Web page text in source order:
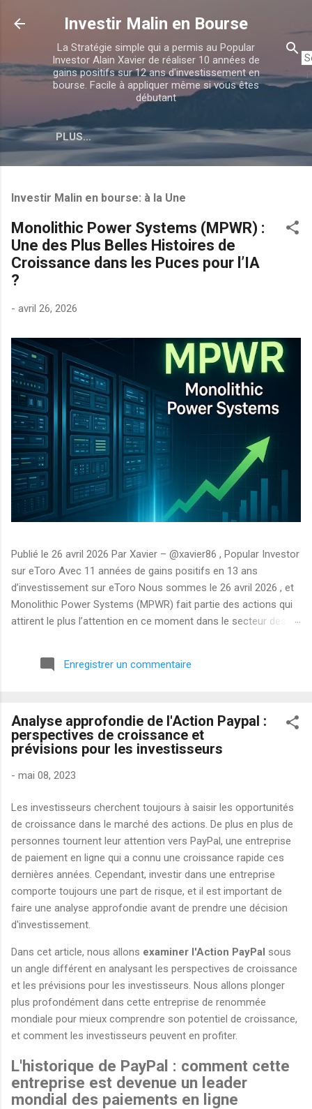
Accéder au contenu principal
Investir Malin en Bourse
La Stratégie simple qui a permis au Popular
Investor Alain Xavier de réaliser 10 années de
gains positifs sur 12 ans d'investissement en
bourse. Facile à appliquer même si vous êtes
débutant
PLUS…
Investir Malin en bourse: à la Une
Monolithic Power Systems (MPWR) :
Une des Plus Belles Histoires de
Croissance dans les Puces pour l’IA
?
- avril 26, 2026
Publié le 26 avril 2026 Par Xavier – @xavier86 , Popular Investor
sur eToro Avec 11 années de gains positifs en 13 ans
d’investissement sur eToro Nous sommes le 26 avril 2026 , et
Monolithic Power Systems (MPWR) fait partie des actions qui
attirent le plus l’attention en ce moment dans le secteur des
premier trimestre 2026 (qui tombent le 30 avril après la
clôture), voici mon analyse simple et honnête. Qu’est-ce que
management ICs). Ses composants sont utilisés dans presque
tous les domaines qui consomment de l’électricité : serveurs
pour l ’intelligence artificielle , voitures électriques,
smartphones, ordinateurs portables et équipements industriels.
de toujours plus d’énergie, MPWR est l’un des grands
bénéficiaires. Ce matin du 26 avril 2026 , l’action se...
Enregistrer un commentaire
Analyse approfondie de l'Action Paypal :
perspectives de croissance et
prévisions pour les investisseurs
- mai 08, 2023
Les investisseurs cherchent toujours à saisir les opportunités
de croissance dans le marché des actions. De plus en plus de
personnes tournent leur attention vers PayPal, une entreprise
de paiement en ligne qui a connu une croissance rapide ces
dernières années. Cependant, investir dans une entreprise
comporte toujours une part de risque, et il est important de
faire une analyse approfondie avant de prendre une décision
d'investissement.
Dans cet article, nous allons examiner l'Action PayPal sous
un angle différent en analysant les perspectives de croissance
et les prévisions pour les investisseurs. Nous allons plonger
plus profondément dans cette entreprise de renommée
mondiale pour mieux comprendre son potentiel de croissance,
et comment les investisseurs peuvent en profiter.
L'historique de PayPal : comment cette
entreprise est devenue un leader
mondial des paiements en ligne